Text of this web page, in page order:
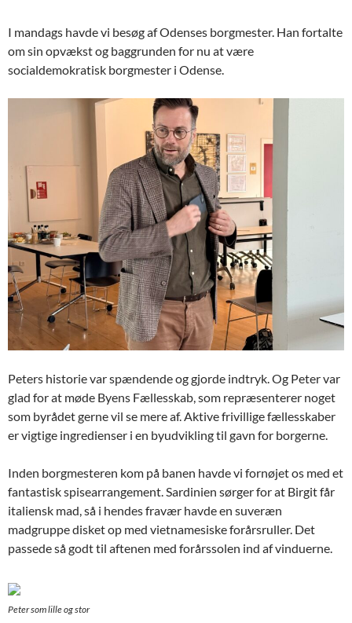
I mandags havde vi besøg af Odenses borgmester. Han fortalte
om sin opvækst og baggrunden for nu at være
socialdemokratisk borgmester i Odense.
Peters historie var spændende og gjorde indtryk. Og Peter var
glad for at møde Byens Fællesskab, som repræsenterer noget
som byrådet gerne vil se mere af. Aktive frivillige fællesskaber
er vigtige ingredienser i en byudvikling til gavn for borgerne.
Inden borgmesteren kom på banen havde vi fornøjet os med et
fantastisk spisearrangement. Sardinien sørger for at Birgit får
italiensk mad, så i hendes fravær havde en suveræn
madgruppe disket op med vietnamesiske forårsruller. Det
passede så godt til aftenen med forårssolen ind af vinduerne.
Peter som lille og stor